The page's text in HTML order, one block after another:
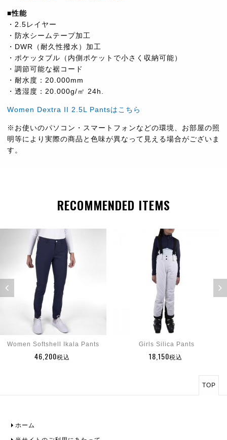
■性能
・2.5レイヤー
・防水シームテープ加工
・DWR（耐久性撥水）加工
・ポケッタブル（内側ポケットで小さく収納可能）
・調節可能な裾コード
・耐水度：20.000mm
・透湿度：20.000g/㎡ 24h.
Women Dextra II 2.5L Pantsはこちら
※お使いのパソコン・スマートフォンなどの環境、お部屋の照
明等により実際の商品と色味が異なって見える場合がございま
す。
RECOMMENDED ITEMS
Women Softshell Ikala Pants
46,200税込
Girls Silica Pants
18,150税込
TOP
ホーム